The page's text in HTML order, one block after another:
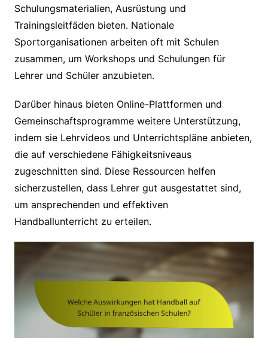
Schulungsmaterialien, Ausrüstung und
Trainingsleitfäden bieten. Nationale
Sportorganisationen arbeiten oft mit Schulen
zusammen, um Workshops und Schulungen für
Lehrer und Schüler anzubieten.
Darüber hinaus bieten Online-Plattformen und
Gemeinschaftsprogramme weitere Unterstützung,
indem sie Lehrvideos und Unterrichtspläne anbieten,
die auf verschiedene Fähigkeitsniveaus
zugeschnitten sind. Diese Ressourcen helfen
sicherzustellen, dass Lehrer gut ausgestattet sind,
um ansprechenden und effektiven
Handballunterricht zu erteilen.